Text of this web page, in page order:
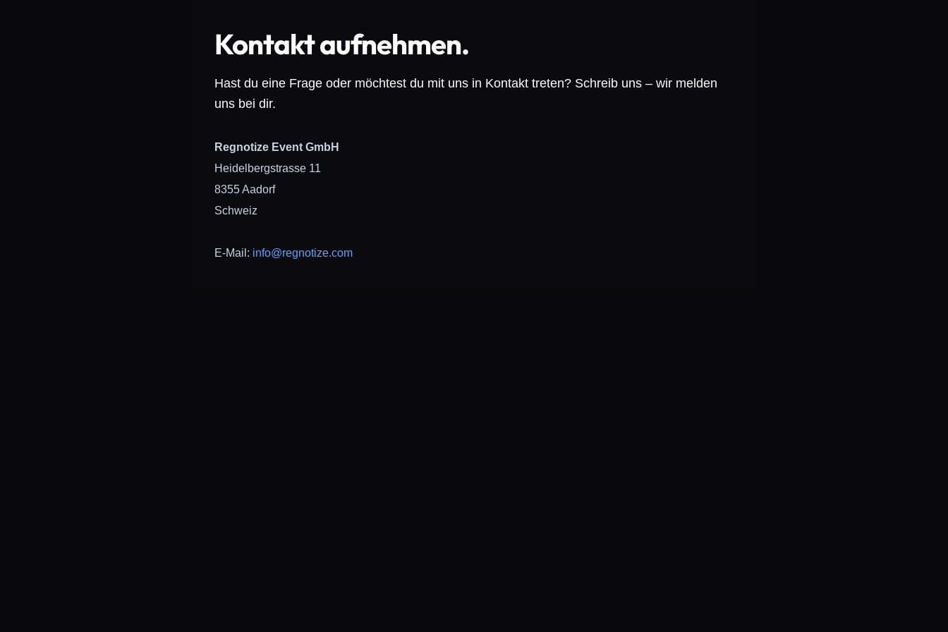
Kontakt aufnehmen.
Hast du eine Frage oder möchtest du mit uns in Kontakt treten? Schreib uns – wir melden
uns bei dir.
Regnotize Event GmbH
Heidelbergstrasse 11
8355 Aadorf
Schweiz
E-Mail: info@regnotize.com